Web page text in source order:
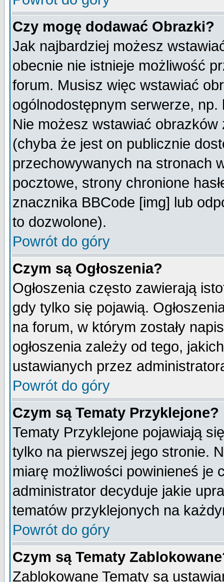
Czy mogę dodawać Obrazki?
Jak najbardziej możesz
obecnie nie istnieje możliwość
forum. Musisz więc wstawiać
ogólnodostępnym serwerze,
Nie możesz wstawiać
(chyba że jest on publicznie
przechowywanych na stronach
pocztowe, strony chronione
znacznika BBCode [img] lub
to dozwolone).
Powrót do góry
Czym są Ogłoszenia?
Ogłoszenia często zawierają
gdy tylko się pojawią.
na forum, w którym zostały
ogłoszenia zależy od tego,
ustawianych przez
Powrót do góry
Czym są Tematy Przyklejone?
Tematy Przyklejone pojawiają
tylko na pierwszej jego stronie.
miarę możliwości powinieneś je
administrator decyduje jakie
tematów przyklejonych na
Powrót do góry
Czym są Tematy
Zablokowane Tematy są